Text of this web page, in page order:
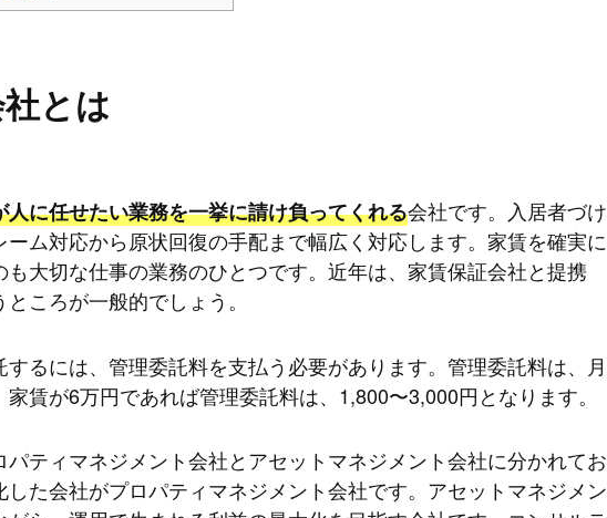
とは
人に任せたい業務を一挙に請け負ってくれる会社です。入居者づけ
ム対応から原状回復の手配まで幅広く対応します。家賃を確実に
大切な仕事の業務のひとつです。近年は、家賃保証会社と提携
ころが一般的でしょう。
るには、管理委託料を支払う必要があります。管理委託料は、月
賃が6万円であれば管理委託料は、1,800〜3,000円となります。
パティマネジメント会社とアセットマネジメント会社に分かれてお
した会社がプロパティマネジメント会社です。アセットマネジメン